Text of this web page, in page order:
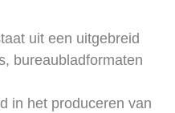
uit een uitgebreid
bureaubladformaten
in het produceren van